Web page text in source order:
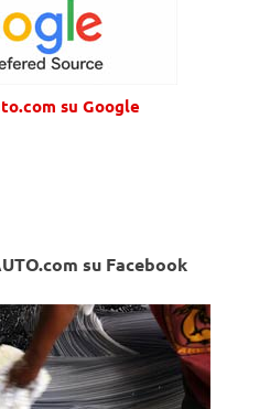
su Google
su Facebook